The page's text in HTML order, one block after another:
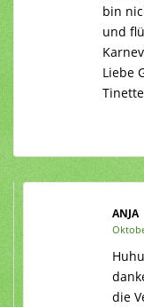
bin
und
Liebe
Tinette
ANJA
die